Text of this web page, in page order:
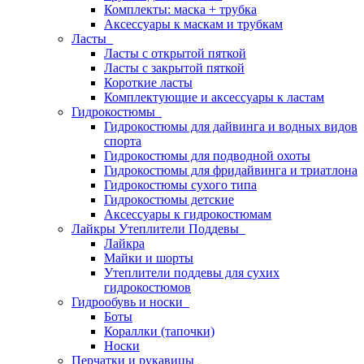
Комплекты: маска + трубка
Аксессуары к маскам и трубкам
Ласты
Ласты с открытой пяткой
Ласты с закрытой пяткой
Короткие ласты
Комплектующие и аксессуары к ластам
Гидрокостюмы
Гидрокостюмы для дайвинга и водных видов
спорта
Гидрокостюмы для подводной охоты
Гидрокостюмы для фридайвинга и триатлона
Гидрокостюмы сухого типа
Гидрокостюмы детские
Аксессуары к гидрокостюмам
Лайкры Утеплители Поддевы
Лайкра
Майки и шорты
Утеплители поддевы для сухих
гидрокостюмов
Гидрообувь и носки
Боты
Кораллки (тапочки)
Носки
Перчатки и рукавицы